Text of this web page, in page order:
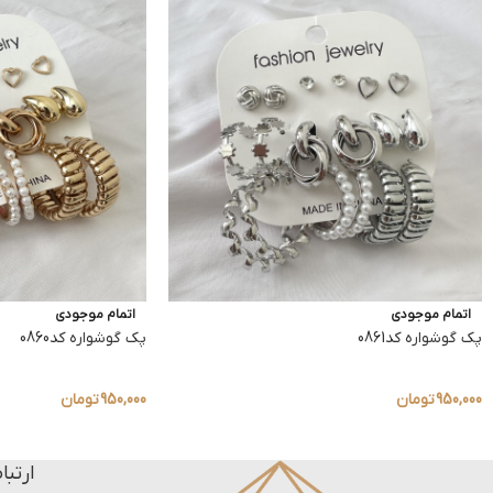
اتمام موجودی
پک گوشواره کد0861
950,000تومان
اتمام موجودی
پک گوشواره کد0860
950,000تومان